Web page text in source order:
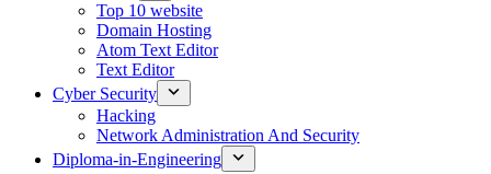
Top 10 website
Domain Hosting
Atom Text Editor
Text Editor
Cyber Security
Hacking
Network Administration And Security
Diploma-in-Engineering